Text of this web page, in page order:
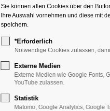
Manga-
Kinder, Jugend,
Sie können allen Cookies über den
Ihre Auswahl vornehmen und diese mit
speichern.
*Erforderlich
Notwendige Cookies zulassen,
Externe Medien
Externe Medien wie Google Fonts,
YouTube zulassen.
Statistik
Matomo, Google Analytics, Google